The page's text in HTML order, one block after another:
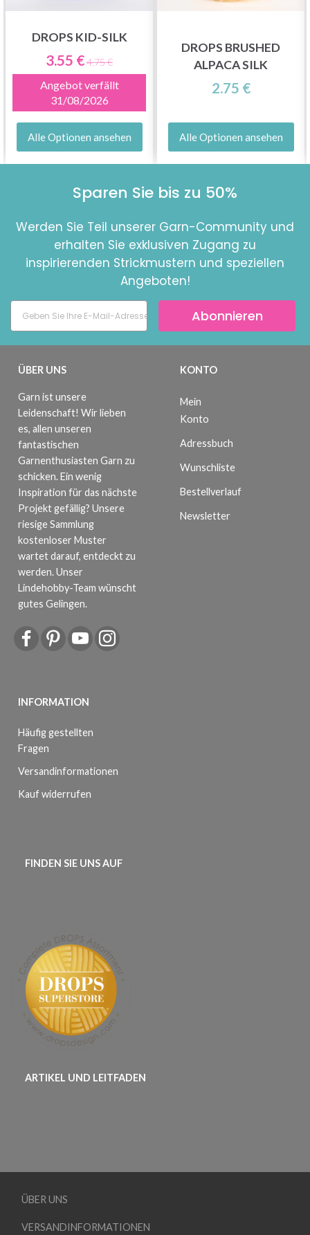
DROPS KID-SILK
3.55 €4.75 €
Angebot verfällt
31/08/2026
Alle Optionen ansehen
DROPS BRUSHED
ALPACA SILK
2.75 €
Alle Optionen ansehen
Sparen Sie bis zu 50%
Werden Sie Teil unserer Garn-Community und
erhalten Sie exklusiven Zugang zu
inspirierenden Strickmustern und speziellen
Angeboten!
Abonnieren
ÜBER UNS
Garn ist unsere
Leidenschaft! Wir lieben
es, allen unseren
fantastischen
Garnenthusiasten Garn zu
schicken. Ein wenig
Inspiration für das nächste
Projekt gefällig? Unsere
riesige Sammlung
kostenloser Muster
wartet darauf, entdeckt zu
werden. Unser
Lindehobby-Team wünscht
gutes Gelingen.
INFORMATION
Häufig gestellten
Fragen
Versandinformationen
Kauf widerrufen
KONTO
Mein
Konto
Adressbuch
Wunschliste
Bestellverlauf
Newsletter
FINDEN SIE UNS AUF
ARTIKEL UND LEITFADEN
ÜBER UNS
VERSANDINFORMATIONEN